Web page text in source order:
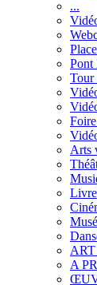
...
Pont
Tour
Arts
Livre
A